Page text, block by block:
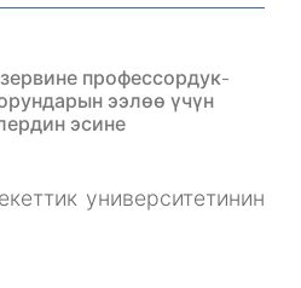
профессордук-
ээлөө үчүн
эсине
университетинин